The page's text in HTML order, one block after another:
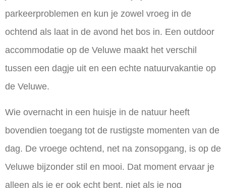
parkeerproblemen en kun je zowel vroeg in de
ochtend als laat in de avond het bos in. Een outdoor
accommodatie op de Veluwe maakt het verschil
tussen een dagje uit en een echte natuurvakantie op
de Veluwe.
Wie overnacht in een huisje in de natuur heeft
bovendien toegang tot de rustigste momenten van de
dag. De vroege ochtend, net na zonsopgang, is op de
Veluwe bijzonder stil en mooi. Dat moment ervaar je
alleen als je er ook echt bent, niet als je nog